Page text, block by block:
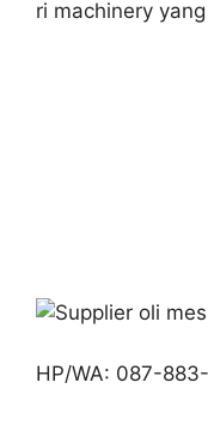
ri machinery
HP/WA: 087-